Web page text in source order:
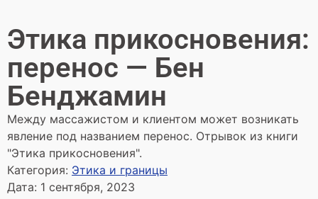
Этика прикосновения:
перенос — Бен
Бенджамин
Между массажистом и клиентом может возникать
явление под названием перенос. Отрывок из книги
"Этика прикосновения".
Категория: Этика и границы
Дата: 1 сентября, 2023